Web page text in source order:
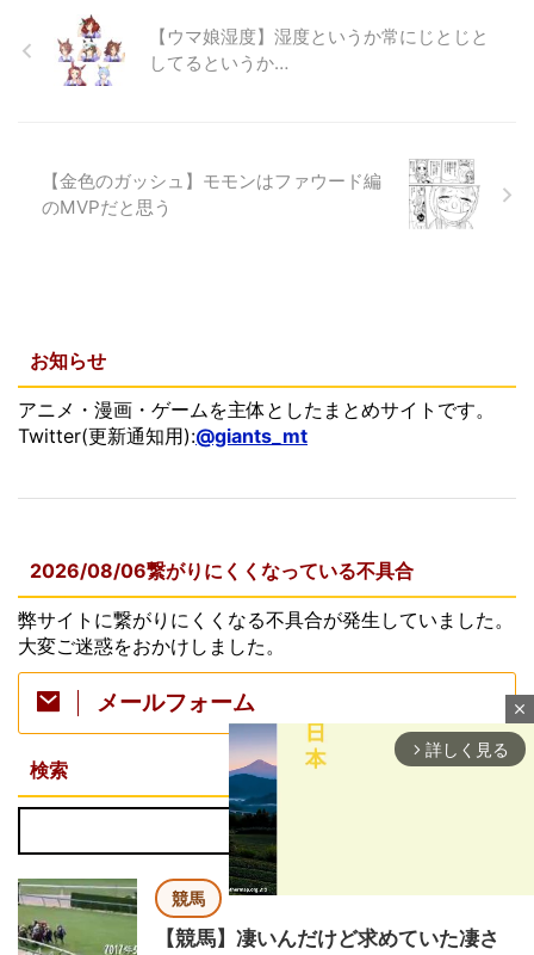
【ウマ娘湿度】湿度というか常にじとじと
してるというか…
【金色のガッシュ】モモンはファウード編
のMVPだと思う
お知らせ
アニメ・漫画・ゲームを主体としたまとめサイトです。
Twitter(更新通知用):@giants_mt
2026/08/06繋がりにくくなっている不具合
弊サイトに繋がりにくくなる不具合が発生していました。
大変ご迷惑をおかけしました。
メールフォーム
検索
競馬
【競馬】凄いんだけど求めていた凄さ
close
arrow_forward_ios 詳しく見る